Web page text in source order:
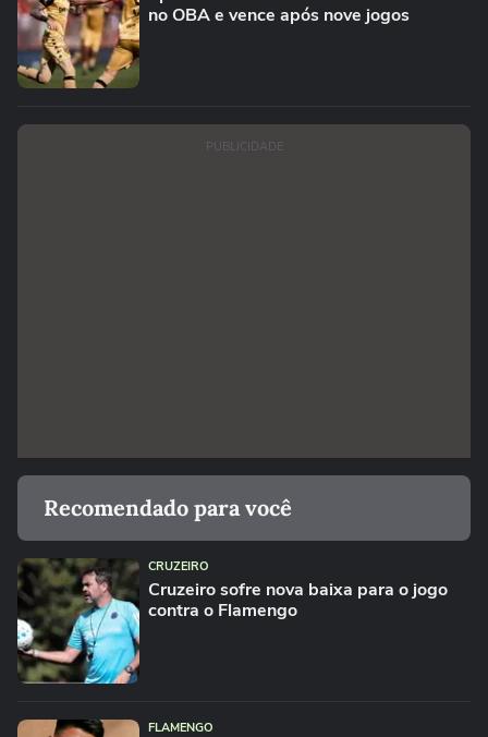
no OBA e vence após nove jogos
PUBLICIDADE
Recomendado para você
CRUZEIRO
Cruzeiro sofre nova baixa para o jogo
contra o Flamengo
FLAMENGO